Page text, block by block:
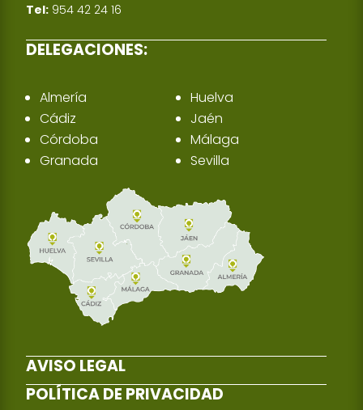
Tel: 954 42 24 16
DELEGACIONES:
Almería
Cádiz
Córdoba
Granada
Huelva
Jaén
Málaga
Sevilla
AVISO LEGAL
POLÍTICA DE PRIVACIDAD